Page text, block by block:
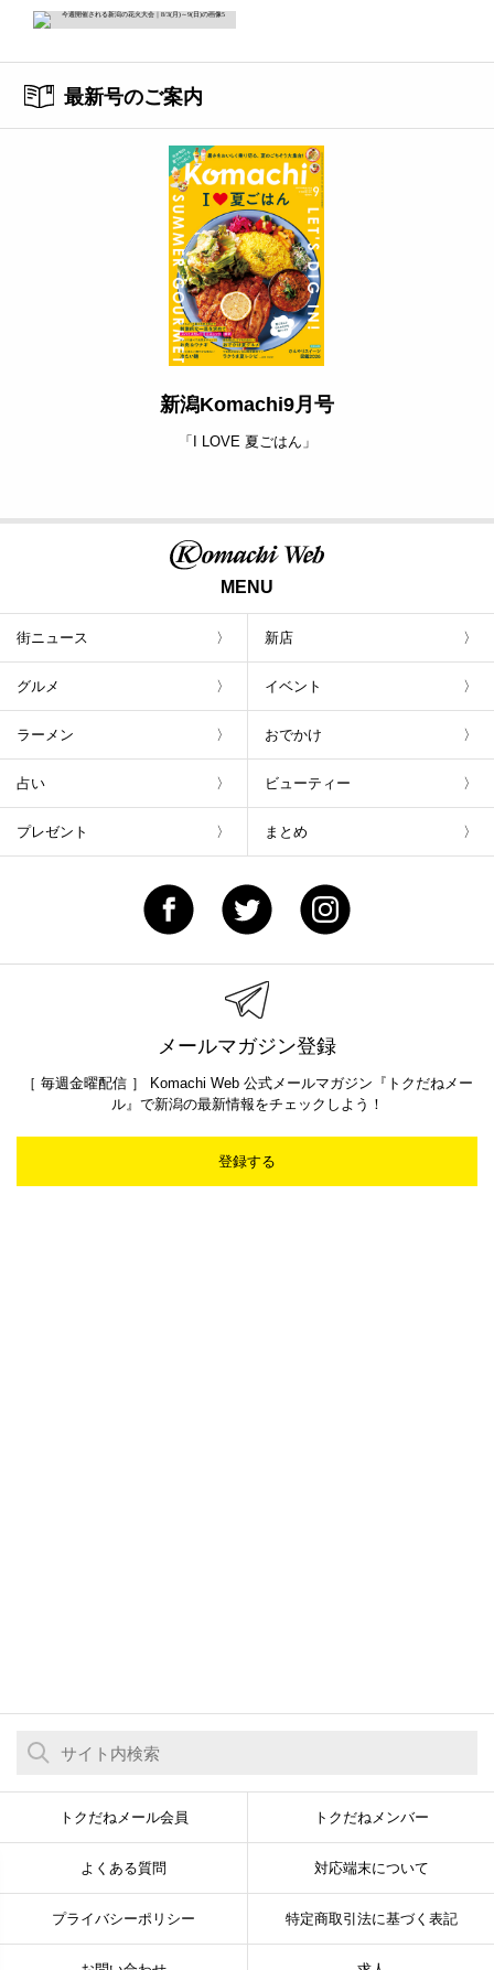
最新号のご案内
新潟Komachi9月号
「I LOVE 夏ごはん」
MENU
街ニュース 新店
グルメ イベント
ラーメン おでかけ
占い ビューティー
プレゼント まとめ
メールマガジン登録
［ 毎週金曜配信 ］ Komachi Web 公式メールマガジン『トクだねメー
ル』で新潟の最新情報をチェックしよう！
登録する
トクだねメール会員 トクだねメンバー
よくある質問 対応端末について
プライバシーポリシー 特定商取引法に基づく表記